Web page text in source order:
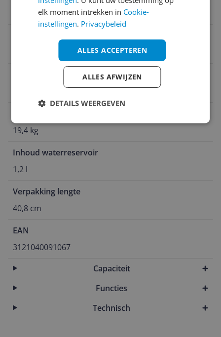
19,4 kg
Inhoud waterreservoir
1,2 l
Verpakking lengte
40,8 cm
EAN
3121040091067
Capaciteit
Functies
Technisch
elk moment intrekken in Cookie-
instellingen. Privacybeleid
ALLES ACCEPTEREN
ALLES AFWIJZEN
DETAILS WEERGEVEN